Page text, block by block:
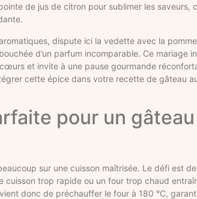
de jus de citron pour sublimer les saveurs,
dispute ici la vedette avec la
d’un parfum incomparable. Ce mariage
et invite à une pause gourmande
cette épice dans votre recette de gâteau
pour un
sur une cuisson maîtrisée. Le défi est
trop rapide ou un four trop chaud
donc de préchauffer le four à 180 °C,